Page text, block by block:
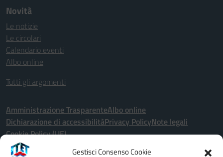
Gestisci Consenso Cookie
Novità
Le notizie
Le circolari
Calendario eventi
Albo online
Tutti gli argomenti
Amministrazione TrasparenteAlbo online
Dichiarazione di accessibilitàPrivacy PolicyNote legali
Cookie Policy (UE)
Seguici su: